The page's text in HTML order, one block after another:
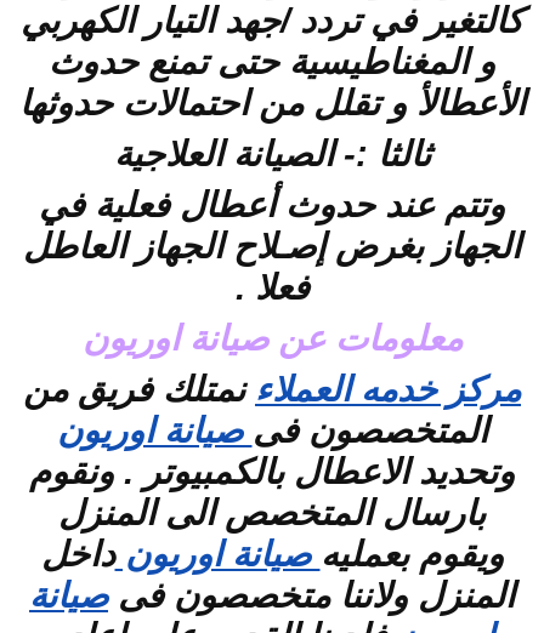
كالتغير في تردد /جهد التيار الكهربي
و المغناطيسية حتى تمنع حدوث
الأعطالأ و تقلل من احتمالات حدوثها
ثالثا :- الصيانة العلاجية
وتتم عند حدوث أعطال فعلية في
الجهاز بغرض إصـلاح الجهاز العاطل
فعلا .
معلومات عن صيانة اوريون
مركز خدمه العملاء نمتلك فريق من
المتخصصون فى صيانة اوريون
وتحديد الاعطال بالكمبيوتر . ونقوم
بارسال المتخصص الى المنزل
ويقوم بعمليه صيانة اوريونداخل
المنزل ولاننا متخصصون فىصيانة